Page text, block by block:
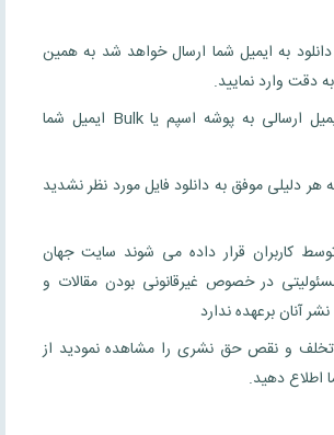
به ایمیل شما ارسال خواهد شد به همین
دقت وارد نمایید.
ممکن است ایمیل ارسالی به پوشه اسپم یا Bulk ایمیل شما
دلیلی موفق به دانلود فایل مورد نظر نشدید
کاربران قرار داده می شوند سایت جهان
در خصوص غیرقانونی بودن مقالات و
آنان برعهده ندارد
و نقص حق نشری را مشاهده نمودید از
اطلاع دهید.